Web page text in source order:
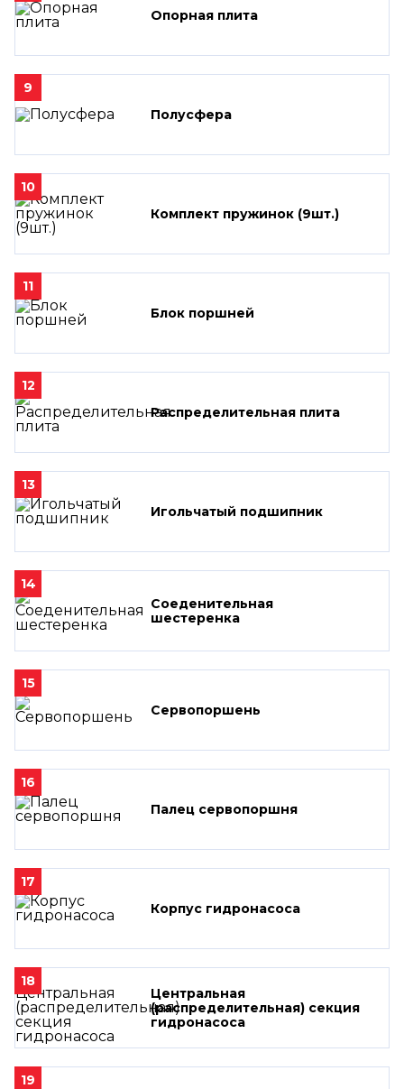
Опорная плита
9
Полусфера
10
Комплект пружинок (9шт.)
11
Блок поршней
12
Распределительная плита
13
Игольчатый подшипник
14
Соеденительная
шестеренка
15
Сервопоршень
16
Палец сервопоршня
17
Корпус гидронасоса
18
Центральная
(распределительная) секция
гидронасоса
19